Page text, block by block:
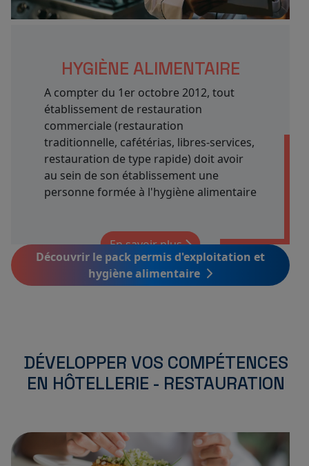
HYGIÈNE ALIMENTAIRE
A compter du 1er octobre 2012, tout
établissement de restauration
commerciale (restauration
traditionnelle, cafétérias, libres-services,
restauration de type rapide) doit avoir
au sein de son établissement une
personne formée à l'hygiène alimentaire
En savoir plus
Découvrir le pack permis d'exploitation et
hygiène alimentaire
DÉVELOPPER VOS COMPÉTENCES
EN HÔTELLERIE - RESTAURATION